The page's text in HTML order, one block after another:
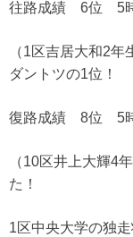
往路成績 6位 5
（1区吉居大和2
ダントツの1位！
復路成績 8位 5
（10区井上大輝
た！
1区中央大学の独